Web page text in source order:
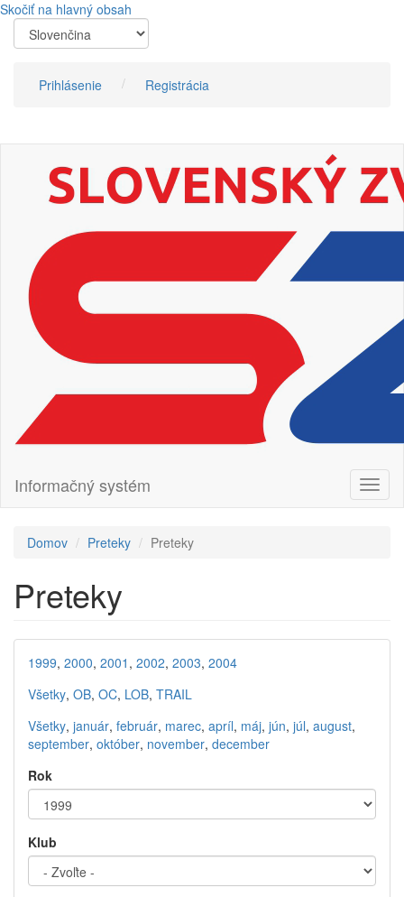
Skočiť na hlavný obsah
Prihlásenie Registrácia
Informačný systém
Domov Preteky Preteky
Preteky
1999, 2000, 2001 , 2002, 2003, 2004
Všetky, OB, OC, LOB, TRAIL
Všetky, január, február, marec, apríl, máj, jún, júl, august,
september, október, november, december
Rok
Klub